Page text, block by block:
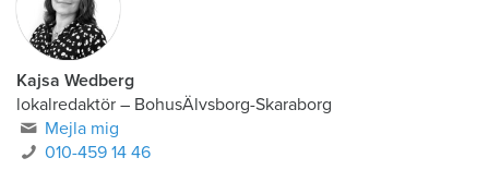
Kajsa Wedberg
lokalredaktör – BohusÄlvsborg-Skaraborg
Mejla mig
010-459 14 46